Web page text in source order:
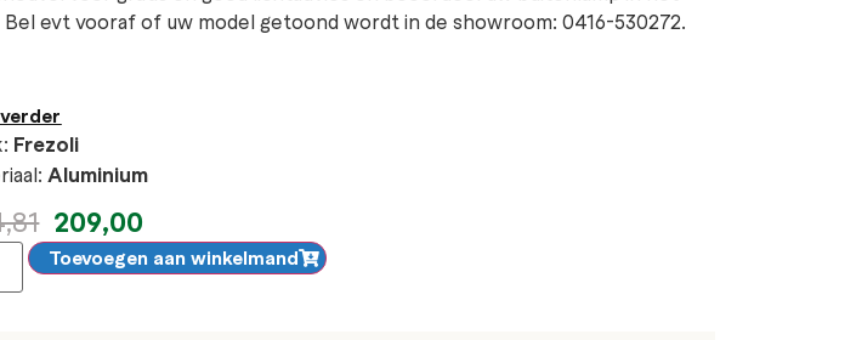
evt vooraf of uw model getoond wordt in de showroom: 0416-530272.
Frezoli
Aluminium
209,00
Toevoegen aan winkelmand